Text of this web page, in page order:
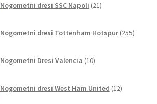
Nogometni dresi SSC Napoli 21izdelkov
Nogometni dresi Tottenham Hotspur 255
Nogometni Dresi Valencia 10izdelkov
Nogometni dresi West Ham United 12izdelkov